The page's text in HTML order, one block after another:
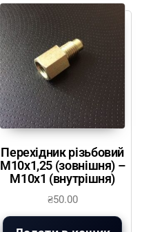
Перехідник різьбовий
М10х1,25 (зовнішня) –
М10х1 (внутрішня)
₴50.00